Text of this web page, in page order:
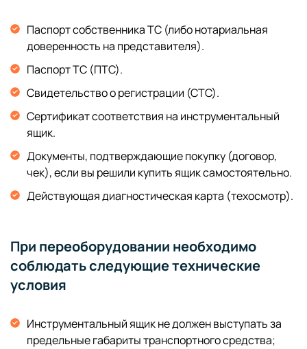
Паспорт собственника ТС (либо нотариальная
доверенность на представителя).
Паспорт ТС (ПТС).
Свидетельство о регистрации (СТС).
Сертификат соответствия на инструментальный
ящик.
Документы, подтверждающие покупку (договор,
чек), если вы решили купить ящик самостоятельно.
Действующая диагностическая карта (техосмотр).
При переоборудовании необходимо
соблюдать следующие технические
условия
Инструментальный ящик не должен выступать за
предельные габариты транспортного средства;